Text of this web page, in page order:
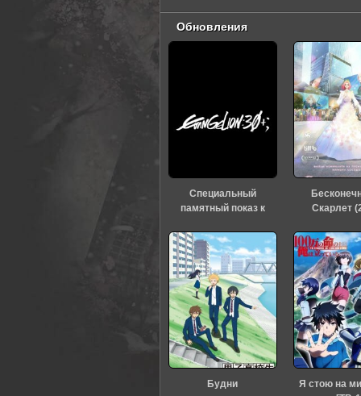
Обновления
Специальный
памятный показ к
«Евангелиона» (2026)
Скарлет
Будни
Я стою на